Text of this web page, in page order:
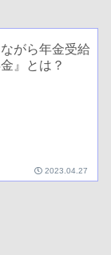
がら年金受給
』とは？
2023.04.27